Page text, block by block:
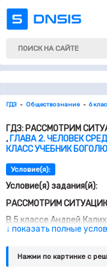
ГДЗ Обществознание 6
ГДЗ: РАССМОТРИМ
, ГЛАВА 2. ЧЕЛОВЕК
КЛАСС УЧЕБНИК
Условие(я):
Условие(я) задания(й):
РАССМОТРИМ
В 5 классе Андрей
олимпиаду по
пригласил мальчика
уроки по Интернету,
интернет-связи тогда
↓ показать полные
Нажми по картинке c